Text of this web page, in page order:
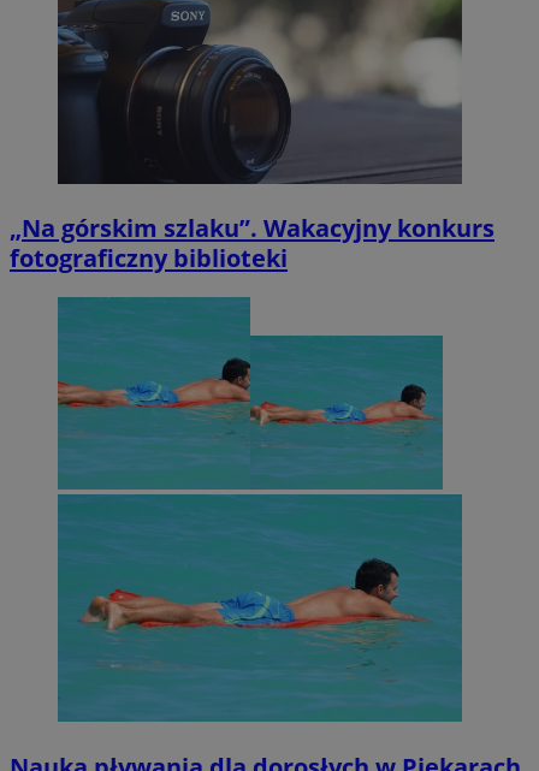
„Na górskim szlaku”. Wakacyjny konkurs
fotograficzny biblioteki